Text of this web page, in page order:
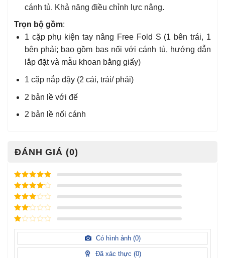
cánh tủ. Khả năng điều chỉnh lực nâng.
Trọn bộ gồm:
1 cặp phụ kiện tay nâng Free Fold S (1 bên trái, 1
bên phải; bao gồm bas nối với cánh tủ, hướng dẫn
lắp đặt và mẫu khoan bằng giấy)
1 cặp nắp đậy (2 cái, trái/ phải)
2 bản lề với đế
2 bản lề nối cánh
ĐÁNH GIÁ (0)
Được xếp
hạng
5
5
sao
Được xếp
hạng
4
5
sao
Được
xếp
hạng3
5 sao
Được
hạng
sao
Được
hạng
1
Có hình ảnh (0)
Đã xác thực (0)